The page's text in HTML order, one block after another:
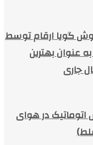
گویا ارقام توسط
عنوان بهترین
جاری
اتوماتیک در هوای